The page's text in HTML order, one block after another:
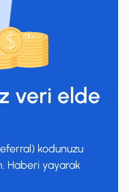
veri elde
kodunuzu
Haberi yayarak